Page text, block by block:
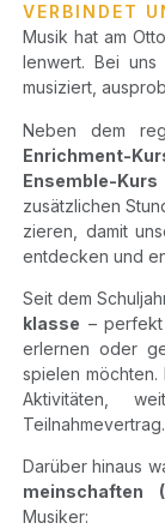
VERBINDET
Musik hat am
len­wert. Bei
musi­ziert,
Neben dem
Enrich­ment-
Ensem­ble-
zusätz­li­chen
zie­ren, damit
ent­de­cken und
Seit dem
klas­se –
erler­nen oder
spie­len möch­ten.
Akti­vi­tä­ten,
Teilnahmevertrag.
Dar­über hin­aus
mein­schaf­ten
Musiker: